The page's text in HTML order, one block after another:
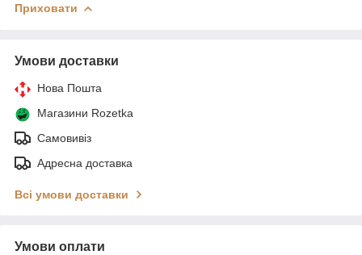
Приховати
Умови доставки
Нова Пошта
Магазини Rozetka
Самовивіз
Адресна доставка
Всі умови доставки
Умови оплати